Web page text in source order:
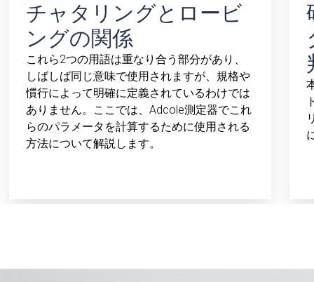
チャタリングとロービ
ングの関係
これら2つの用語は重なり合う部分があり、
しばしば同じ意味で使用されますが、規格や
慣行によって明確に定義されているわけでは
ありません。ここでは、Adcole測定器でこれ
らのパラメータを計算するために使用される
方法について解説します。